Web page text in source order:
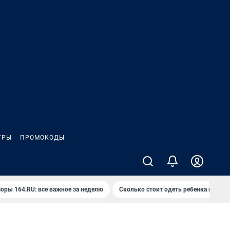
ПРОМОКОДЫ
164.RU: все важное за неделю Сколько стоит одеть ребенка на